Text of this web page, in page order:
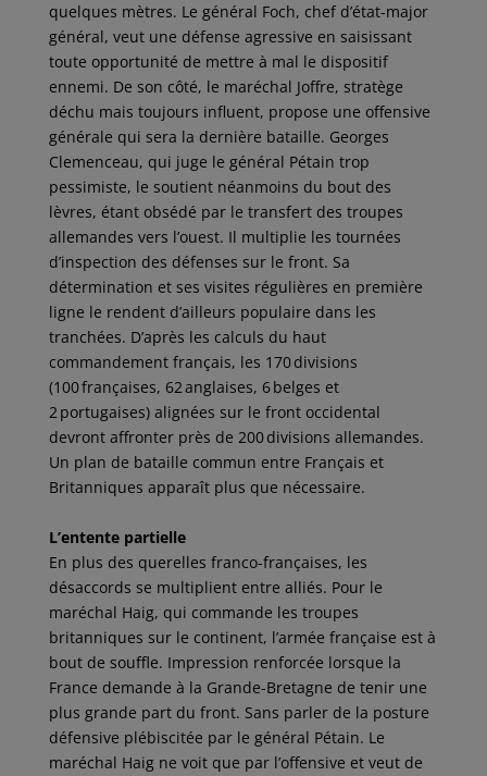
quelques mètres. Le général Foch, chef d’état-major
général, veut une défense agressive en saisissant
toute opportunité de mettre à mal le dispositif
ennemi. De son côté, le maréchal Joffre, stratège
déchu mais toujours influent, propose une offensive
générale qui sera la dernière bataille. Georges
Clemenceau, qui juge le général Pétain trop
pessimiste, le soutient néanmoins du bout des
lèvres, étant obsédé par le transfert des troupes
allemandes vers l’ouest. Il multiplie les tournées
d’inspection des défenses sur le front. Sa
détermination et ses visites régulières en première
ligne le rendent d’ailleurs populaire dans les
tranchées. D’après les calculs du haut
commandement français, les 170 divisions
(100 françaises, 62 anglaises, 6 belges et
2 portugaises) alignées sur le front occidental
devront affronter près de 200 divisions allemandes.
Un plan de bataille commun entre Français et
Britanniques apparaît plus que nécessaire.
L’entente partielle
En plus des querelles franco-françaises, les
désaccords se multiplient entre alliés. Pour le
maréchal Haig, qui commande les troupes
britanniques sur le continent, l’armée française est à
bout de souffle. Impression renforcée lorsque la
France demande à la Grande-Bretagne de tenir une
plus grande part du front. Sans parler de la posture
défensive plébiscitée par le général Pétain. Le
maréchal Haig ne voit que par l’offensive et veut de